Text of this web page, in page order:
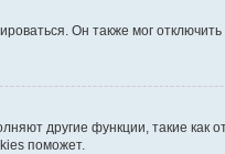
Он также мог
другие функции, такие как
поможет.